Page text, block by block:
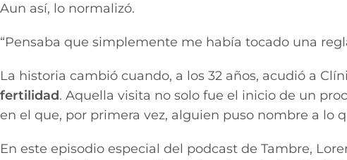
Aun así, lo normalizó.
“Pensaba que simplemente me había tocado una
La historia cambió cuando, a los 32 años, acudió a
fertilidad. Aquella visita no solo fue el inicio de un
en el que, por primera vez, alguien puso nombre a lo
En este episodio especial del podcast de Tambre,